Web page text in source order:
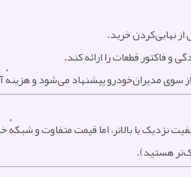
نهایی‌کردن خرید.
و فاکتور قطعات را ارائه کند.
هستید).